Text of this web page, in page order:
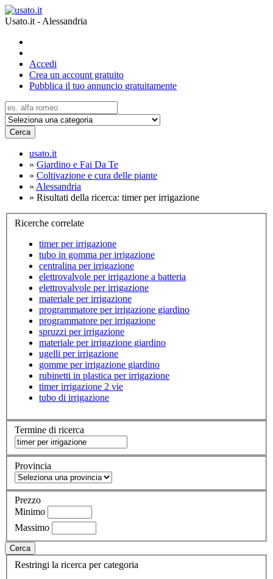
Usato.it - Alessandria
Accedi
Crea un account gratuito
Pubblica il tuo annuncio gratuitamente
Cerca
usato.it
» Giardino e Fai Da Te
» Coltivazione e cura delle piante
» Alessandria
» Risultati della ricerca: timer per irrigazione
Ricerche correlate
timer per irrigazione
tubo in gomma per irrigazione
centralina per irrigazione
elettrovalvole per irrigazione a batteria
elettrovalvole per irrigazione
materiale per irrigazione
programmatore per irrigazione giardino
programmatore per irrigazione
spruzzi per irrigazione
materiale per irrigazione giardino
ugelli per irrigazione
gomme per irrigazione giardino
rubinetti in plastica per irrigazione
timer irrigazione 2 vie
tubo di irrigazione
Termine di ricerca
Provincia
Prezzo
Minimo
Massimo
Cerca
Restringi la ricerca per categoria